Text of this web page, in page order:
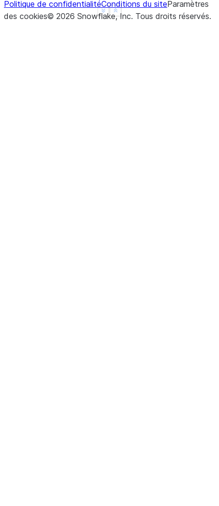
Show less
See more
Politique de confidentialitéConditions du siteParamètres
des cookies© 2026 Snowflake, Inc. Tous droits réservés.